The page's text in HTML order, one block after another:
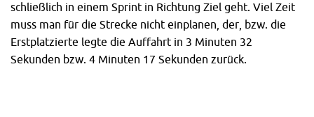
schließlich in einem Sprint in Richtung Ziel geht. Viel Zeit
muss man für die Strecke nicht einplanen, der, bzw. die
Erstplatzierte legte die Auffahrt in 3 Minuten 32
Sekunden bzw. 4 Minuten 17 Sekunden zurück.